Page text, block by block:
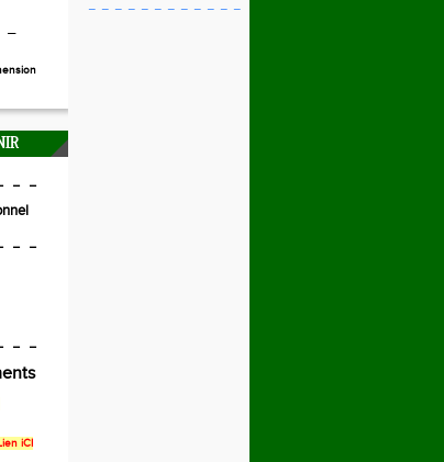
_ _
_ _
_ _
iCI